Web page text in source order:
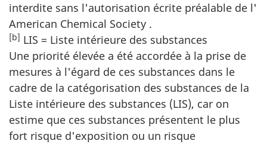
interdite sans l'autorisation écrite préalable de l'
American Chemical Society .
[b] LIS = Liste intérieure des substances
Une priorité élevée a été accordée à la prise de
mesures à l'égard de ces substances dans le
cadre de la catégorisation des substances de la
Liste intérieure des substances (LIS), car on
estime que ces substances présentent le plus
fort risque d'exposition ou un risque